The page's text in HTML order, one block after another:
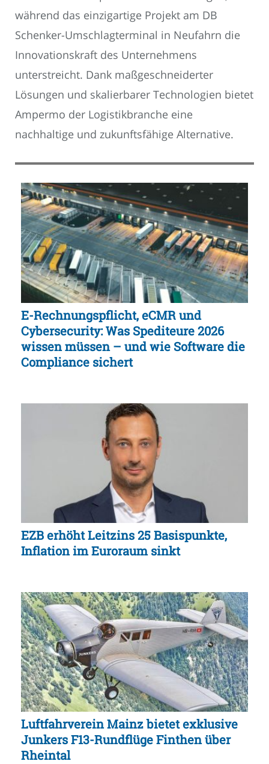
während das einzigartige Projekt am DB
Schenker-Umschlagterminal in Neufahrn die
Innovationskraft des Unternehmens
unterstreicht. Dank maßgeschneiderter
Lösungen und skalierbarer Technologien bietet
Ampermo der Logistikbranche eine
nachhaltige und zukunftsfähige Alternative.
E-Rechnungspflicht, eCMR und
Cybersecurity: Was Spediteure 2026
wissen müssen – und wie Software die
Compliance sichert
EZB erhöht Leitzins 25 Basispunkte,
Inflation im Euroraum sinkt
Luftfahrverein Mainz bietet exklusive
Junkers F13-Rundflüge Finthen über
Rheintal